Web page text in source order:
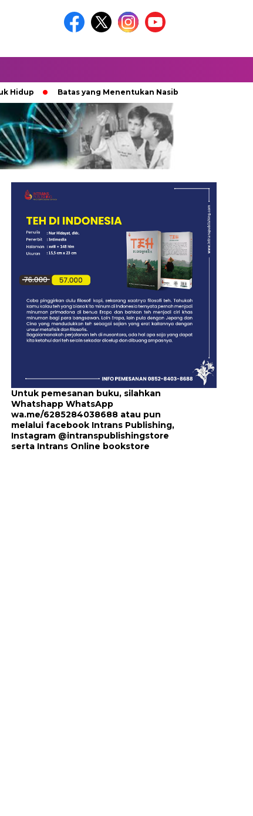
Batas yang Menentukan Nasib Bintang
Untuk pemesanan buku, silahkan
Whatshapp WhatsApp
wa.me/6285284038688 atau pun
melalui facebook Intrans Publishing,
Instagram @intranspublishingstore
serta Intrans Online bookstore